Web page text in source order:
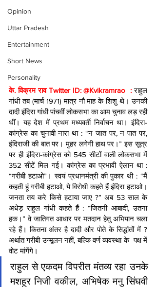
Opinion
Uttar Pradesh
Entertainment
Short News
Personality
के. विक्रम राव Twitter ID: @Kvikramrao  : राहुल
गांधी तब (मार्च 1971) मात्र नौ माह के शिशु थे। उनकी
दादी इंदिरा गांधी पांचवीं लोकसभा का आम चुनाव लड़ रही
थीं। यह देश में प्रथम मध्यवर्ती निर्वाचन था। इंदिरा-
कांग्रेस का चुनावी नारा था : “न जात पर, न पात पर,
इंदिराजी की बात पर। मुहर लगेगी हाथ पर।” इस सूत्र
पर ही इंदिरा-कांग्रेस को 545 सीटों वाली लोकसभा में
352 सीटें मिल गई। कांग्रेस का प्रभावी ऐलान था :
“गरीबी हटाओ”। स्वयं प्रधानमंत्री की पुकार थी : “मैं
कहती हूं गरीबी हटाओ, ये विरोधी कहते हैं इंदिरा हटाओ।
जनता तय करे किसे हटाया जाए ?” अब 53 साल के
अधेड़ राहुल गांधी कहते हैं : “जितनी आबादी, उतना
हक।” वे जातिगत आधार पर मतदान हेतु अभियान चला
रहे हैं। कितना अंतर है दादी और पोते के सिद्धांतों में ?
अर्थात गरीबी उन्मूलन नहीं, बल्कि वर्ण व्यवस्था के  पक्ष में
वोट मांगेंगे।
राहुल से एकदम विपरीत मंतव्य रहा उनके
मशहूर निजी वकील, अभिषेक मनु सिंघवी